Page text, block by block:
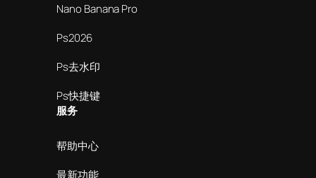
Nano Banana Pro
Ps2026
Ps去水印
Ps快捷键
服务
帮助中心
最新功能